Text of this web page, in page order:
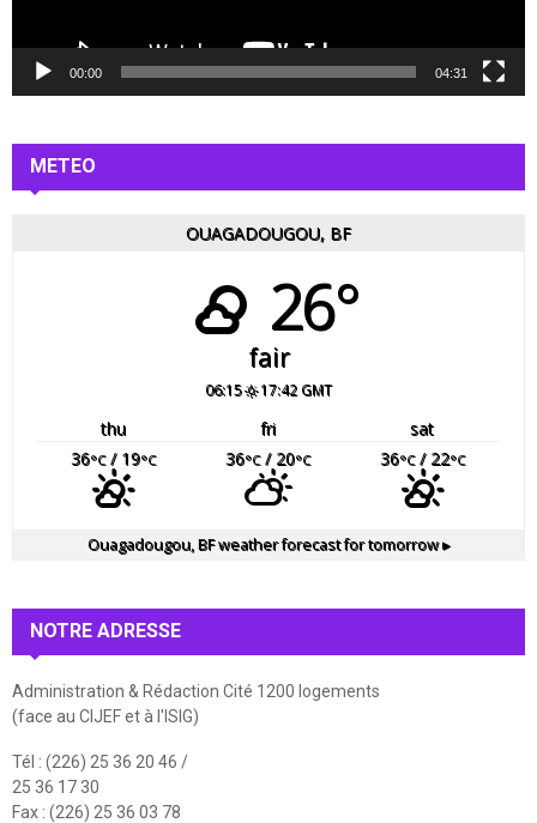
d
o
00:00 04:31
METEO
OUAGADOUGOU, BF
26°
fair
06:15 17:42 GMT
thu fri
sat
36°C/ 19°C 36°C/ 20°C 36°C/ 22°C
Ouagadougou, BFweather forecast for tomorrow ▸
NOTRE ADRESSE
Administration & Rédaction Cité 1200 logements
(face au CIJEF et à l'ISIG)
Tél : (226) 25 36 20 46 /
25 36 17 30
Fax : (226) 25 36 03 78